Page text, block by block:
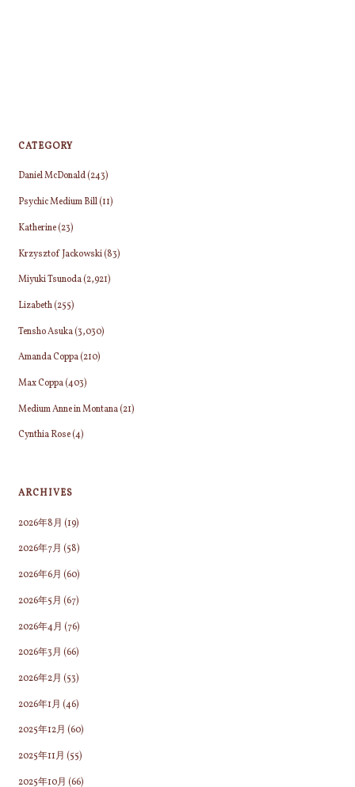
CATEGORY
Daniel McDonald(243)
Psychic Medium Bill(11)
Katherine(23)
Krzysztof Jackowski(83)
Miyuki Tsunoda(2,921)
Lizabeth(255)
Tensho Asuka(3,030)
Amanda Coppa(210)
Max Coppa(403)
Medium Anne in Montana(21)
Cynthia Rose(4)
ARCHIVES
2026年8月 (19)
2026年7月 (58)
2026年6月 (60)
2026年5月 (67)
2026年4月 (76)
2026年3月 (66)
2026年2月 (53)
2026年1月 (46)
2025年12月 (60)
2025年11月 (55)
2025年10月 (66)